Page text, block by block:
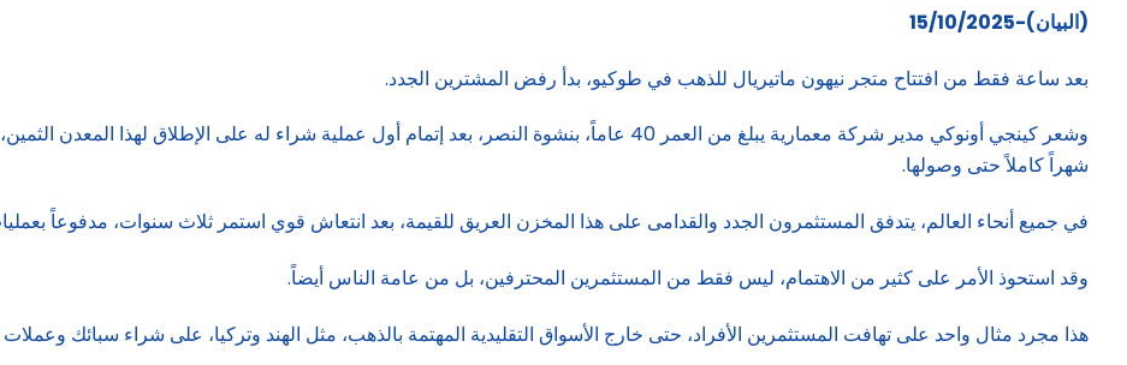
(البيان)-15/10/2025
بعد ساعة فقط من افتتاح متجر نيهون ماتيريال للذهب في طوكيو، بدأ رفض المشترين الجدد.
وشعر كينجي أونوكي مدير شركة معمارية يبلغ من العمر 40 عاماً، بنشوة النصر، بعد إتمام أول عملية شراء له على
شهراً كاملاً حتى وصولها.
في جميع أنحاء العالم، يتدفق المستثمرون الجدد والقدامى على هذا المخزن العريق للقيمة، بعد انتعاش قوي استمر ثلاث سنوات، مدفوعاً
وقد استحوذ الأمر على كثير من الاهتمام، ليس فقط من المستثمرين المحترفين، بل من عامة الناس أيضاً.
هذا مجرد مثال واحد على تهافت المستثمرين الأفراد، حتى خارج الأسواق التقليدية المهتمة بالذهب، مثل الهند وتركيا، على شراء سبائك